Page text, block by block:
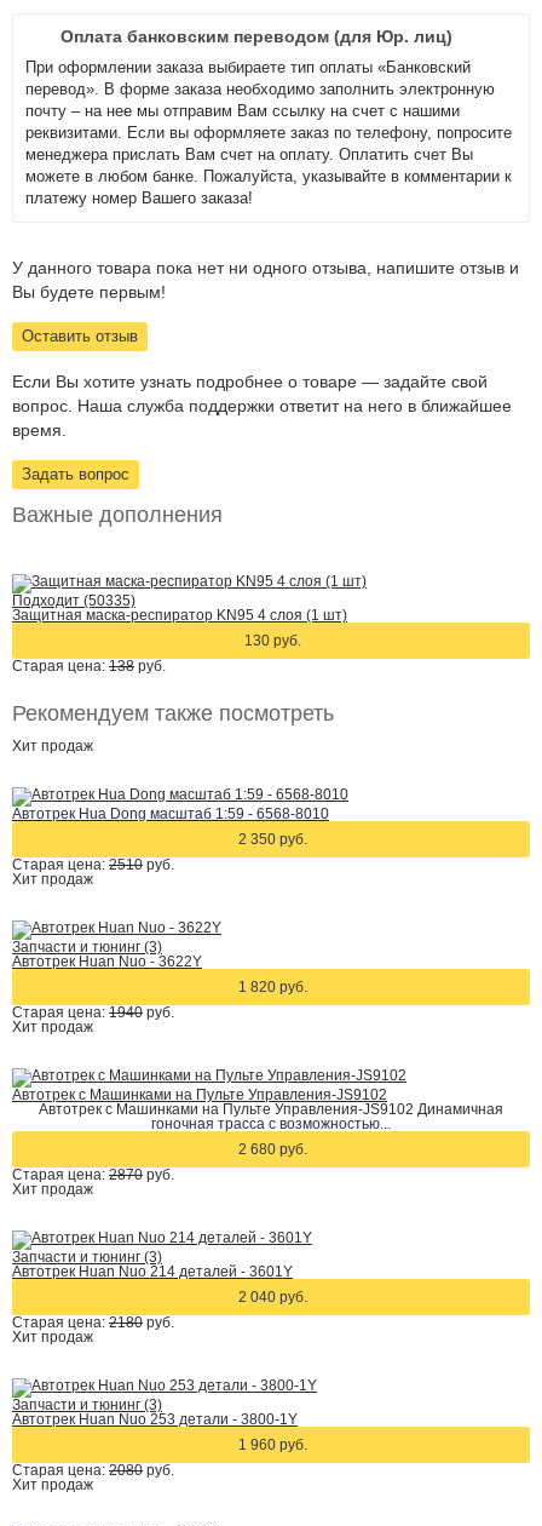
Оплата банковским переводом (для Юр. лиц)
При оформлении заказа выбираете тип оплаты «Банковский
перевод». В форме заказа необходимо заполнить электронную
почту – на нее мы отправим Вам ссылку на счет с нашими
реквизитами. Если вы оформляете заказ по телефону, попросите
менеджера прислать Вам счет на оплату. Оплатить счет Вы
можете в любом банке. Пожалуйста, указывайте в комментарии к
платежу номер Вашего заказа!
У данного товара пока нет ни одного отзыва, напишите отзыв и
Вы будете первым!
Оставить отзыв
Если Вы хотите узнать подробнее о товаре — задайте свой
вопрос. Наша служба поддержки ответит на него в ближайшее
время.
Задать вопрос
Важные дополнения
Подходит (50335)
Защитная маска-респиратор KN95 4 слоя (1 шт)
130 руб.
Старая цена: 138 руб.
Рекомендуем также посмотреть
Хит продаж
Автотрек Hua Dong масштаб 1:59 - 6568-8010
2 350 руб.
Старая цена: 2510 руб.
Хит продаж
Запчасти и тюнинг (3)
Автотрек Huan Nuo - 3622Y
1 820 руб.
Старая цена: 1940 руб.
Хит продаж
Автотрек с Машинками на Пульте Управления-JS9102
Автотрек с Машинками на Пульте Управления-JS9102 Динамичная
гоночная трасса с возможностью...
2 680 руб.
Старая цена: 2870 руб.
Хит продаж
Запчасти и тюнинг (3)
Автотрек Huan Nuo 214 деталей - 3601Y
2 040 руб.
Старая цена: 2180 руб.
Хит продаж
Запчасти и тюнинг (3)
Автотрек Huan Nuo 253 детали - 3800-1Y
1 960 руб.
Старая цена: 2080 руб.
Хит продаж